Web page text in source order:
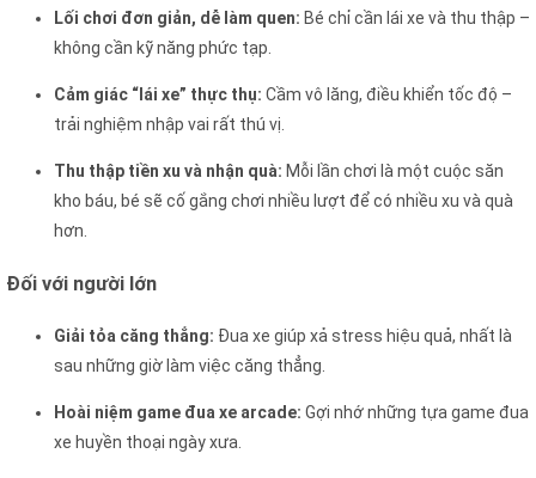
Lối chơi đơn giản, dễ làm quen: Bé chỉ cần lái xe và thu thập –
không cần kỹ năng phức tạp.
Cảm giác “lái xe” thực thụ: Cầm vô lăng, điều khiển tốc độ –
trải nghiệm nhập vai rất thú vị.
Thu thập tiền xu và nhận quà: Mỗi lần chơi là một cuộc săn
kho báu, bé sẽ cố gắng chơi nhiều lượt để có nhiều xu và quà
hơn.
Đối với người lớn
Giải tỏa căng thẳng: Đua xe giúp xả stress hiệu quả, nhất là
sau những giờ làm việc căng thẳng.
Hoài niệm game đua xe arcade: Gợi nhớ những tựa game đua
xe huyền thoại ngày xưa.